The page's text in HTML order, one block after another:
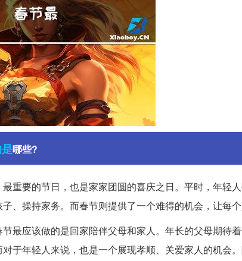
哪些?
重要的节日，也是家家团圆的喜庆之日。平时，年轻
、操持家务。而春节则提供了一个难得的机会，让每
最应该做的是回家陪伴父母和家人。年长的父母期待
于年轻人来说，也是一个展现孝顺、关爱家人的机会